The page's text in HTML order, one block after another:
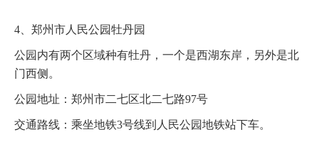
4、郑州市人民公园牡丹园
公园内有两个区域种有牡丹，一个是西湖东岸，另外是北
门西侧。
公园地址：郑州市二七区北二七路97号
交通路线：乘坐地铁3号线到人民公园地铁站下车。